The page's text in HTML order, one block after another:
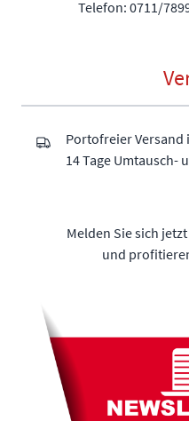
Telefon: 0711/
Portofreier
14 Tage Umtausch-
Melden Sie sich
und